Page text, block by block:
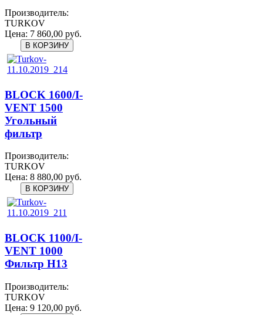
Производитель:
TURKOV
Цена: 7 860,00 руб.
BLOCK 1600/I-
VENT 1500
Угольный
фильтр
Производитель:
TURKOV
Цена: 8 880,00 руб.
BLOCK 1100/I-
VENT 1000
Фильтр H13
Производитель:
TURKOV
Цена: 9 120,00 руб.